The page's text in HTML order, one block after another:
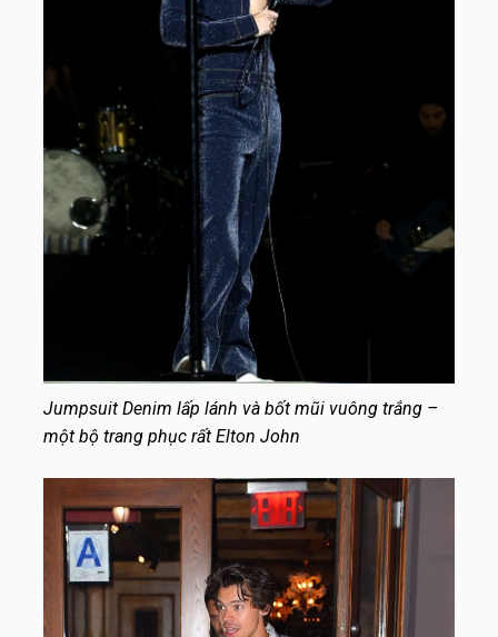
Jumpsuit Denim lấp lánh và bốt mũi vuông trắng –
một bộ trang phục rất Elton John